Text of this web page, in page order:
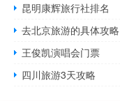
昆明康辉旅行社排名
去北京旅游的具体攻略
王俊凯演唱会门票
四川旅游3天攻略